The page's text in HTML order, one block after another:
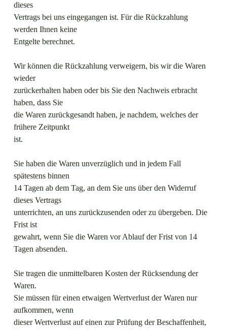
dieses
Vertrags bei uns eingegangen ist. Für die Rückzahlung
werden Ihnen keine
Entgelte berechnet.
Wir können die Rückzahlung verweigern, bis wir die Waren
wieder
zurückerhalten haben oder bis Sie den Nachweis erbracht
haben, dass Sie
die Waren zurückgesandt haben, je nachdem, welches der
frühere Zeitpunkt
ist.
Sie haben die Waren unverzüglich und in jedem Fall
spätestens binnen
14 Tagen ab dem Tag, an dem Sie uns über den Widerruf
dieses Vertrags
unterrichten, an uns zurückzusenden oder zu übergeben. Die
Frist ist
gewahrt, wenn Sie die Waren vor Ablauf der Frist von 14
Tagen absenden.
Sie tragen die unmittelbaren Kosten der Rücksendung der
Waren.
Sie müssen für einen etwaigen Wertverlust der Waren nur
aufkommen, wenn
dieser Wertverlust auf einen zur Prüfung der Beschaffenheit,